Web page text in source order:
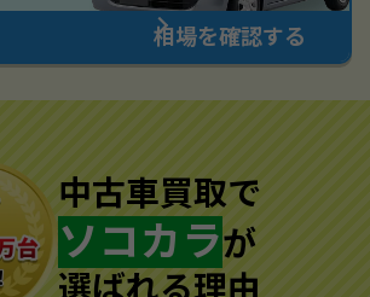
相場を確認する
中古車買取で
ソコカラが
選ばれる理由